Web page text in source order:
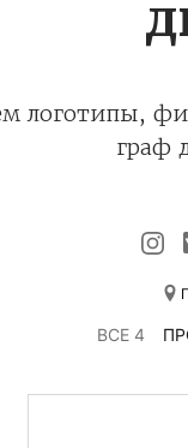
логотипы,
граф
ВСЕ 4